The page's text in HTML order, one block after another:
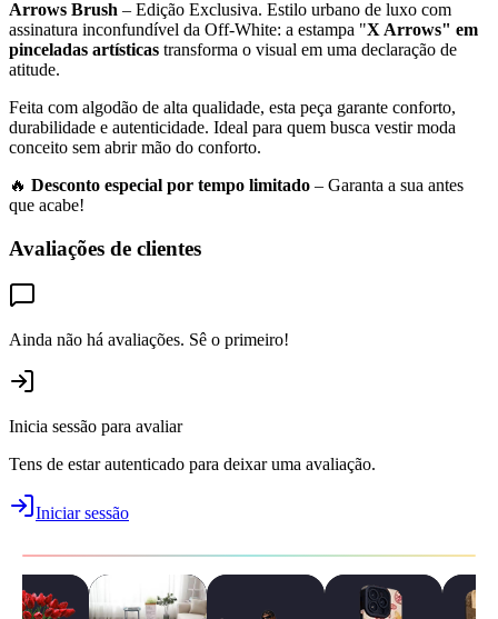
Arrows Brush – Edição Exclusiva. Estilo urbano de luxo com
assinatura inconfundível da Off-White: a estampa "X Arrows" em
pinceladas artísticas transforma o visual em uma declaração de
atitude.
Feita com algodão de alta qualidade, esta peça garante conforto,
durabilidade e autenticidade. Ideal para quem busca vestir moda
conceito sem abrir mão do conforto.
🔥 Desconto especial por tempo limitado – Garanta a sua antes
que acabe!
Avaliações de clientes
Ainda não há avaliações. Sê o primeiro!
Inicia sessão para avaliar
Tens de estar autenticado para deixar uma avaliação.
Iniciar sessão